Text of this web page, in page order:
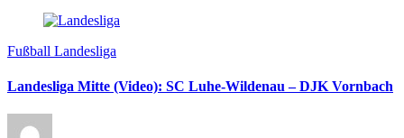
Fußball Landesliga
Landesliga Mitte (Video): SC Luhe-Wildenau – DJK Vornbach